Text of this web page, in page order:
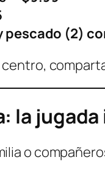
pescado (2)
la
o